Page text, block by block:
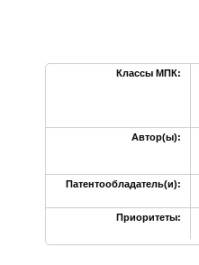
Классы МПК:
Автор(ы):
Патентообладатель(и):
Приоритеты: